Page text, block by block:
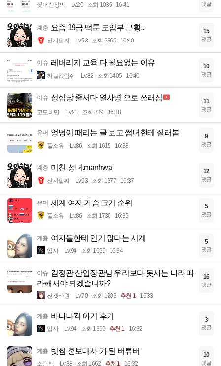
찢어진정의 Lv.20 조회 1035 16:41 댓글
계층 요즘 19금 떡툰 도입부 근황..
전자팔찌 Lv.93 조회 2365 16:40
15
댓글
이슈 레버리지 교육 다 필요없는 이유
하늘값람쥐 Lv.82 조회 1405 16:40
10
댓글
이슈 성심당 줄서다 열사병 으로 쓰러짐
고도비만 Lv.91 조회 839 16:38
11
댓글
유머 엉덩이 때리는 글 보고 썸녀한테 질러봄
풀소유 Lv.86 조회 1615 16:38
9
댓글
계층 미친 성녀.manhwa
전자팔찌 Lv.93 조회 1377 16:37
12
댓글
유머 세계 여자 가슴 크기 순위
풀소유 Lv.86 조회 1730 16:35
5
댓글
계층 여자들한테 인기 많다는 시계
입사 Lv.94 조회 1695 16:34
5
댓글
이슈 김정관 산업장관님 우리보다 못사는 나라 따
라해서야 되겠습니까?
진겟타원 Lv.70 조회 1203 추천 1 16:33
16
댓글
계층 바나나킥 아기 후기
입사 Lv.94 조회 1396 추천 1 16:32
3
댓글
계층 빗썸 홍보대사 가 된 버튜버
스팀팩 Lv.88 조회 1662 추천 1 16:32
10
댓글